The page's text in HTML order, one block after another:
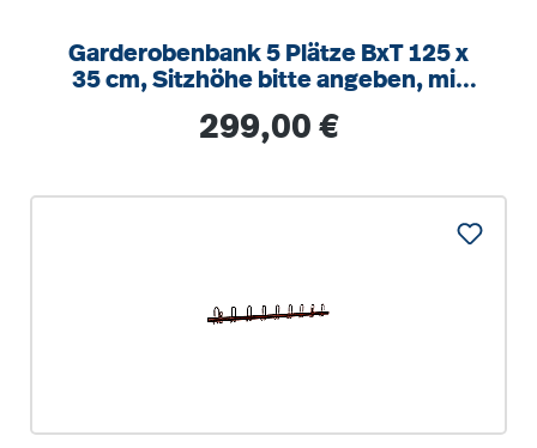
Garderobenbank 5 Plätze BxT 125 x
35 cm, Sitzhöhe bitte angeben, mit
Regulärer Preis:
299,00 €